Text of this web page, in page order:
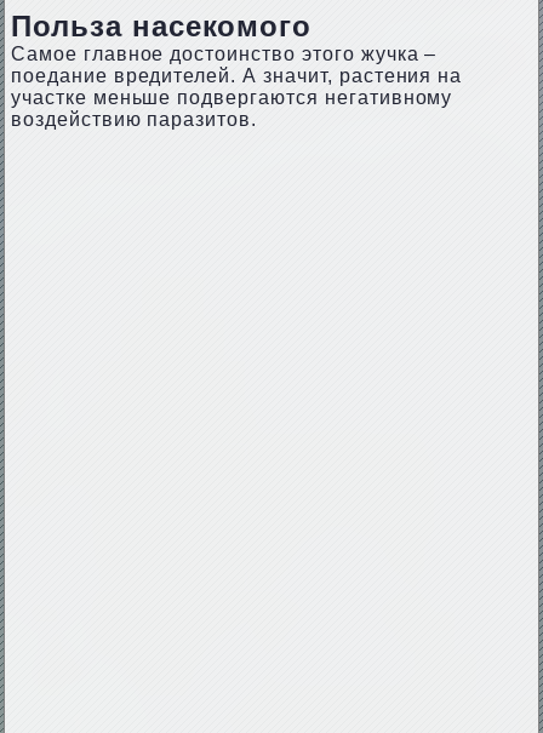
Польза насекомого
Самое главное достоинство этого жучка –
поедание вредителей. А значит, растения на
участке меньше подвергаются негативному
воздействию паразитов.